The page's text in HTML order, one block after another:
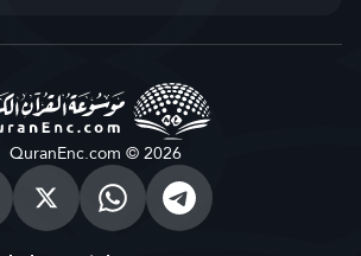
QuranEnc.com © 2026